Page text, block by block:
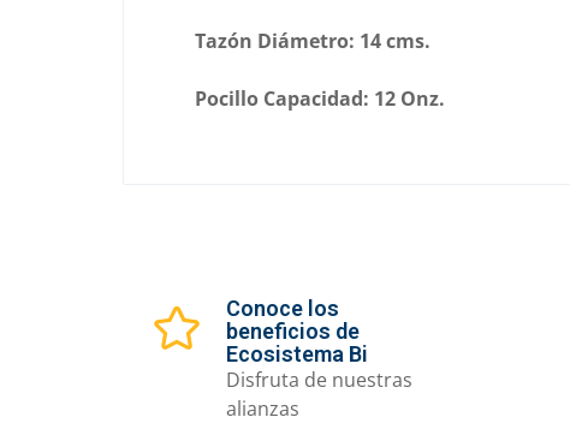
Tazón Diámetro: 14 cms.
Pocillo Capacidad: 12 Onz.
Conoce los
beneficios de
Ecosistema Bi
Disfruta de nuestras
alianzas